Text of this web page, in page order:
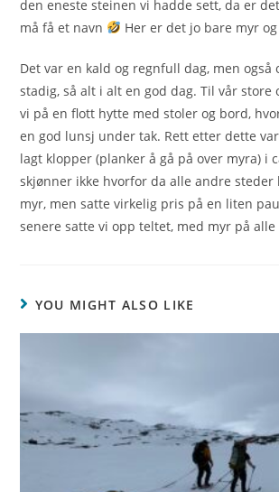
den eneste steinen vi hadde sett, da er
må få et navn
Her er det jo bare myr
Det var en kald og regnfull dag, men også
stadig, så alt i alt en god dag. Til vår store
vi på en flott hytte med stoler og bord,
en god lunsj under tak. Rett etter dette
lagt klopper (planker å gå på over myra) i
skjønner ikke hvorfor da alle andre steder
myr, men satte virkelig pris på en liten
senere satte vi opp teltet, med myr på alle
YOU MIGHT ALSO LIKE